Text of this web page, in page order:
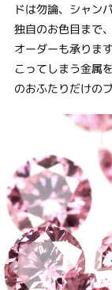
ドは勿論、シャン
独自のお色目まで
オーダーも承りま
こってしまう金属
のおふたりだけの